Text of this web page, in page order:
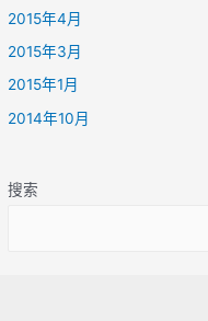
2015年4月
2015年3月
2015年1月
2014年10月
搜索